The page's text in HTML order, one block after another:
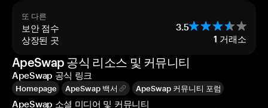
또 다른
보안 점수 3.5
상장된 곳 1 거래소
ApeSwap 공식 리소스 및 커뮤니티
ApeSwap 공식 링크
Homepage ApeSwap 백서 ApeSwap 커뮤니티 포럼
ApeSwap 소셜 미디어 및 커뮤니티